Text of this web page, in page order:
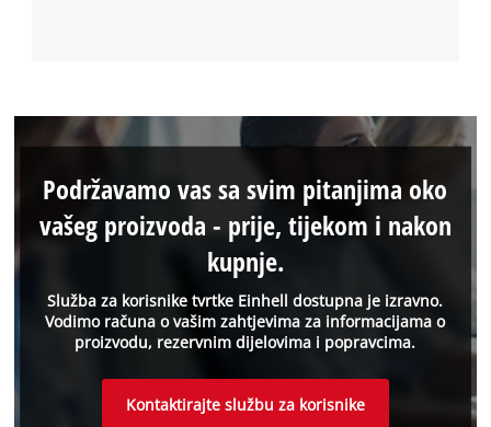
Služba za korisnike tvrtke Einhell dostupna je izravno.
Vodimo računa o vašim zahtjevima za informacijama o
proizvodu, rezervnim dijelovima i popravcima.
Podržavamo vas sa svim pitanjima oko
vašeg proizvoda - prije, tijekom i nakon
kupnje.
Kontaktirajte službu za korisnike